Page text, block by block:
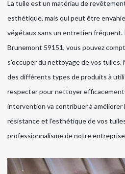
La tuile est un matériau de
esthétique, mais qui peut être
végétaux sans un entretien fréquent.
Brunemont 59151, vous pouvez
s’occuper du nettoyage de vos tuiles.
des différents types de produits à
respecter pour nettoyer
intervention va contribuer à améliorer
résistance et l’esthétique de vos
professionnalisme de notre